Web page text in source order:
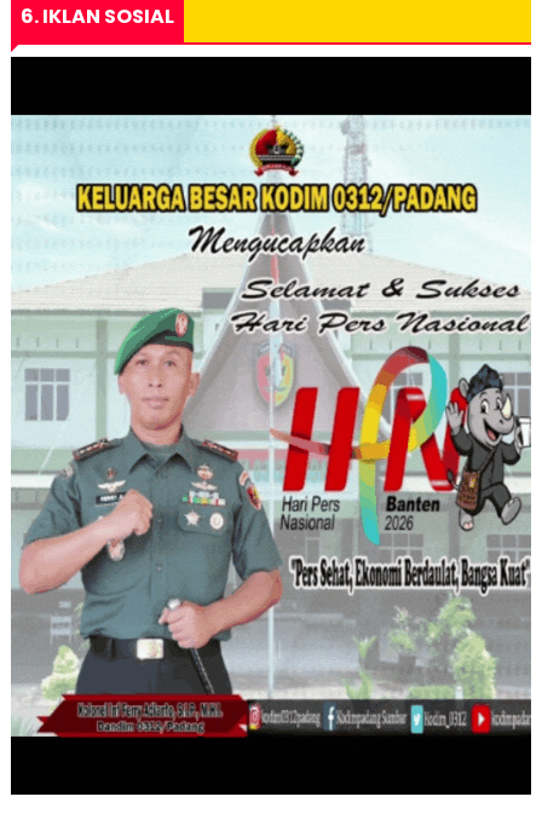
6. IKLAN SOSIAL